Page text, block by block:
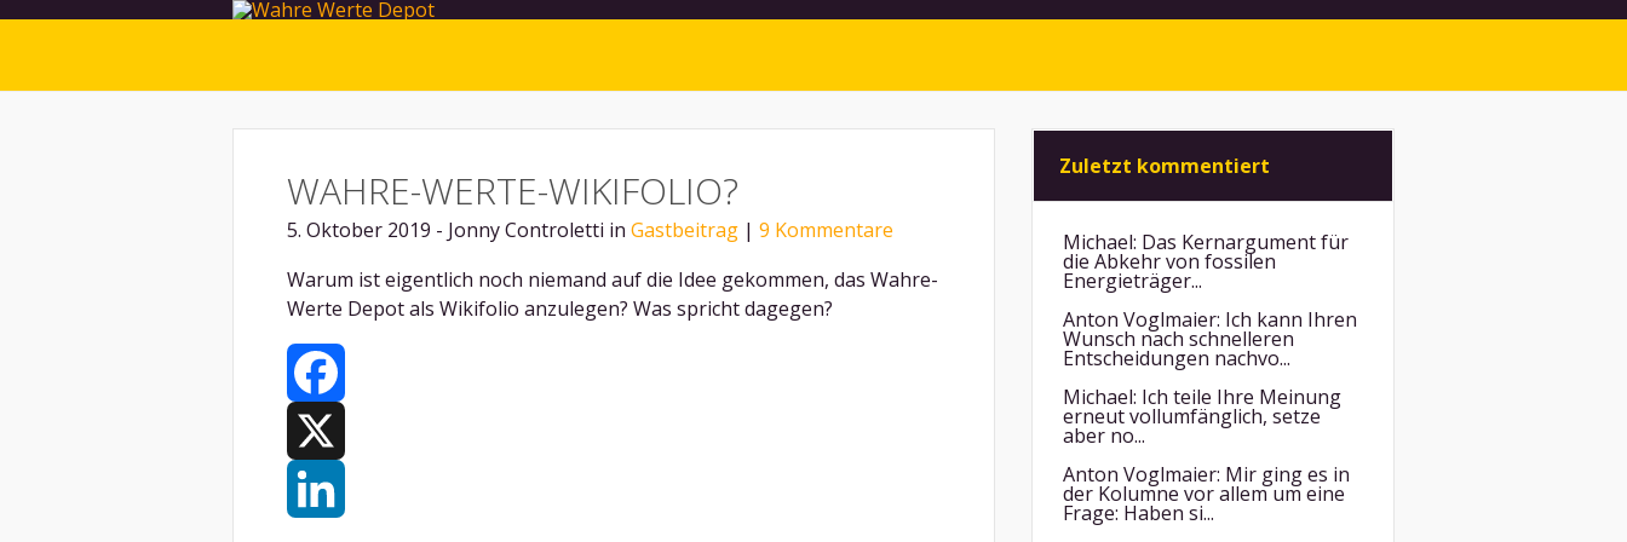
WAHRE-WERTE-WIKIFOLIO?
5. Oktober 2019 - Jonny Controletti in Gastbeitrag | 9 Kommentare
Warum ist eigentlich noch niemand auf die Idee gekommen, das Wahre-
Werte Depot als Wikifolio anzulegen? Was spricht dagegen?
Facebook
Zuletzt kommentiert
Michael: Das Kernargument für
die Abkehr von fossilen
Energieträger...
Anton Voglmaier: Ich kann Ihren
Wunsch nach schnelleren
Entscheidungen nachvo...
Michael: Ich teile Ihre Meinung
erneut vollumfänglich, setze
aber no...
Anton Voglmaier: Mir ging es in
der Kolumne vor allem um eine
Frage: Haben si...